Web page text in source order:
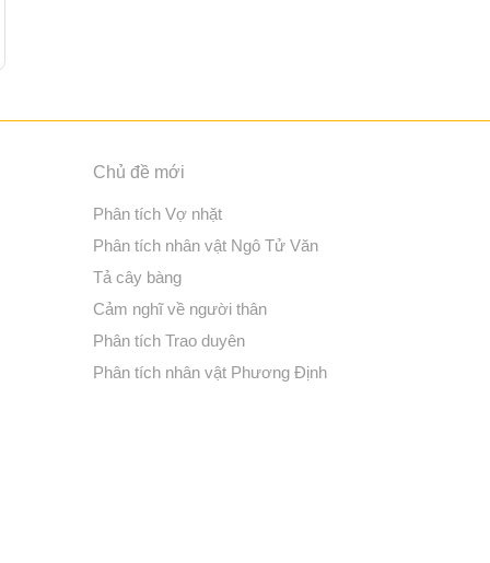
Chủ đề mới
Phân tích Vợ nhặt
Phân tích nhân vật Ngô Tử Văn
Tả cây bàng
Cảm nghĩ về người thân
Phân tích Trao duyên
Phân tích nhân vật Phương Định